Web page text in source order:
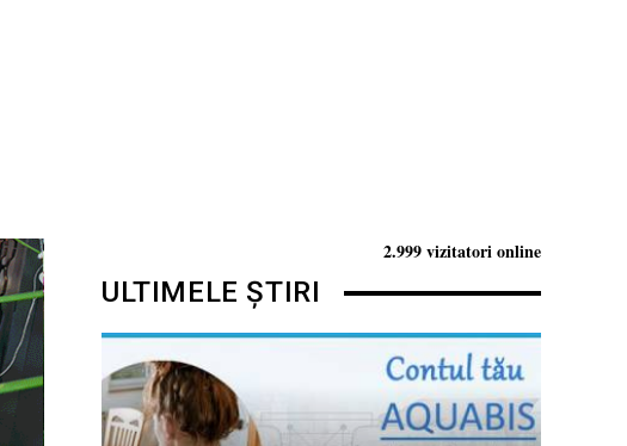
2.999 vizitatori online
ULTIMELE ȘTIRI